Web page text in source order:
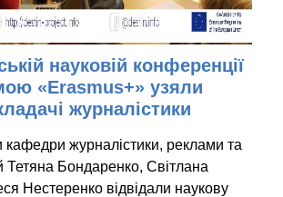
науковій конференції
«Erasmus+» узяли
журналістики
кафедри журналістики, реклами та
Тетяна Бондаренко, Світлана
Нестеренко відвідали наукову